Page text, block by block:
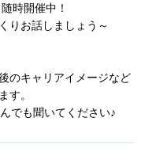
時開催中！
りお話しましょう～
のキャリアイメージなど
す。
でも聞いてください♪